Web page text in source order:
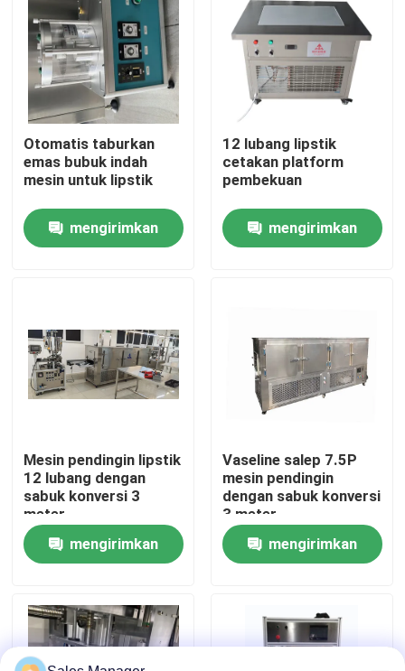
Rumah
Wisata pabrik
Quote request suatu
Lini Produksi Lipstik
Mesin pengisi lip gloss otomatis
Mesin Pengisi Mascara
Otomatis taburkan
emas bubuk indah
mesin untuk lipstik
mengirimkan
12 lubang lipstik
cetakan platform
pembekuan
mengirimkan
Mesin pendingin lipstik
12 lubang dengan
sabuk konversi 3
meter
mengirimkan
Vaseline salep 7.5P
mesin pendingin
dengan sabuk konversi
3 meter
mengirimkan